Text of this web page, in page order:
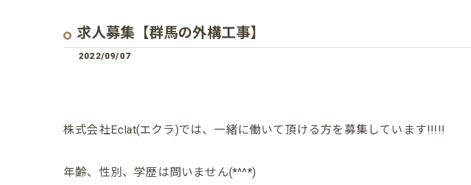
求人募集【群馬の外構工事】
2022/09/07
株式会社Eclat(エクラ)では、一緒に働いて頂ける方を募集しています!!!!!
年齢、性別、学歴は問いません(*^^*)